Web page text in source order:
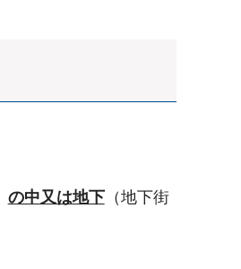
の中又は地下（地下街